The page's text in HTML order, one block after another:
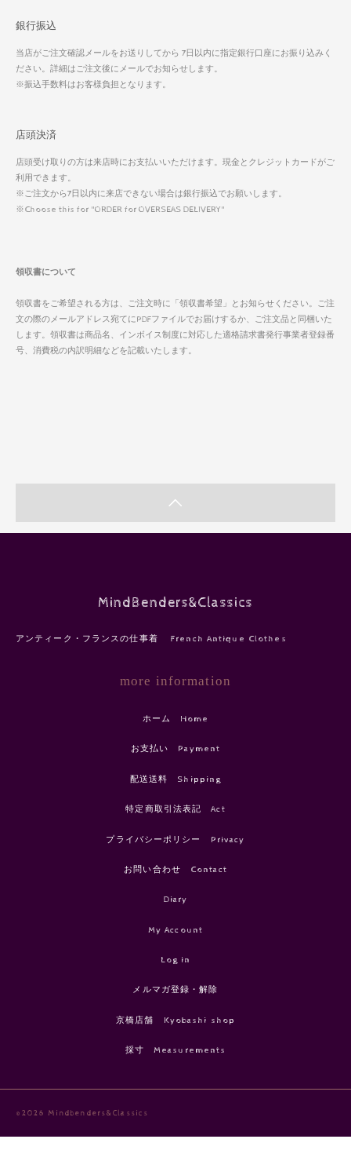
銀行振込
当店がご注文確認メールをお送りしてから 7日以内に指定銀行口座にお振り込みく
ださい。詳細はご注文後にメールでお知らせします。
※振込手数料はお客様負担となります。
店頭決済
店頭受け取りの方は来店時にお支払いいただけます。現金とクレジットカードがご
利用できます。
※ご注文から7日以内に来店できない場合は銀行振込でお願いします。
※Choose this for "ORDER for OVERSEAS DELIVERY"
領収書について
領収書をご希望される方は、ご注文時に「領収書希望」とお知らせください。ご注
文の際のメールアドレス宛てにPDFファイルでお届けするか、ご注文品と同梱いた
します。領収書は商品名、インボイス制度に対応した適格請求書発行事業者登録番
号、消費税の内訳明細などを記載いたします。
MindBenders&Classics
アンティーク・フランスの仕事着 French Antique Clothes
more information
ホーム Home
お支払い Payment
配送送料 Shipping
特定商取引法表記 Act
プライバシーポリシー Privacy
お問い合わせ Contact
Diary
My Account
Log in
メルマガ登録・解除
京橋店舗 Kyobashi shop
採寸 Measurements
©2026 Mindbenders&Classics